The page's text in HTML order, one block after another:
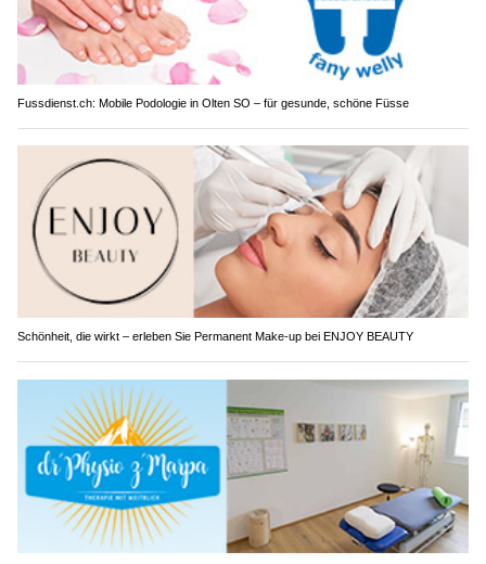
Fussdienst.ch: Mobile Podologie in Olten SO – für gesunde, schöne Füsse
Schönheit, die wirkt – erleben Sie Permanent Make-up bei ENJOY BEAUTY